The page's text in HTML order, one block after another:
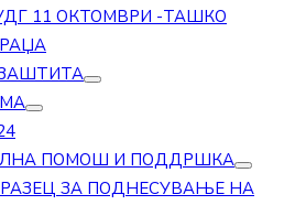
11 ОКТОМВРИ -ТАШКО
ПОМОШ И ПОДДРШКА
ЗА ПОДНЕСУВАЊЕ НА